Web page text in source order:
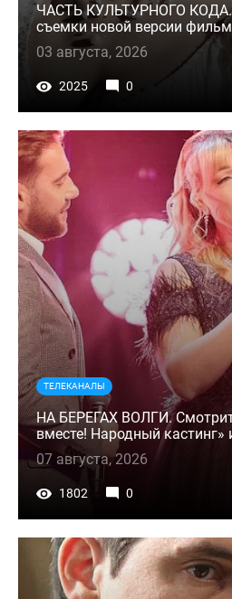
ЧАСТЬ КУЛЬТУРНОГО КОДА.
съемки новой версии
03 августа, 2026
2025 0
ТЕЛЕКАНАЛЫ
НА БЕРЕГАХ ВОЛГИ.
вместе! Народный
07 августа, 2026
1802 0